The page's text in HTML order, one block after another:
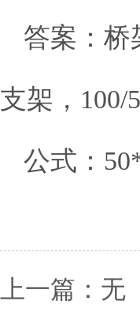
答案：桥
支架，100/
公式：
上一篇：无